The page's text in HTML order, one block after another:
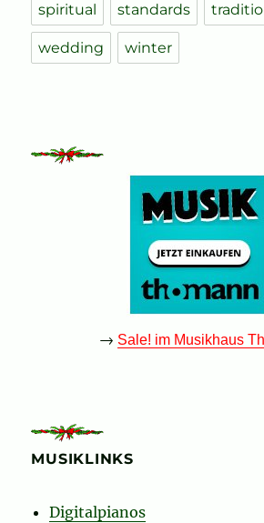
spiritual standards
wedding winter
→ Sale! im Musikhaus
MUSIKLINKS
Digitalpianos